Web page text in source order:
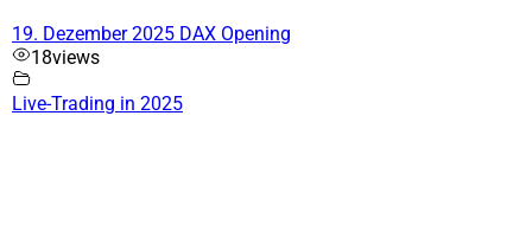
19. Dezember 2025 DAX Opening
18views
Live-Trading in 2025